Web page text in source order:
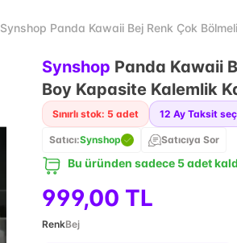
Synshop Panda Kawaii Bej Renk Çok
Synshop Panda Kawaii
Boy Kapasite Kalemlik
Sınırlı stok: 5 adet 12 Ay Taksit
Satıcı:Synshop Satıcıya Sor
Bu üründen sadece 5 adet
999,00 TL
RenkBej